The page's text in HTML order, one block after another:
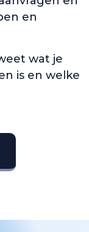
en
wat je
is en welke